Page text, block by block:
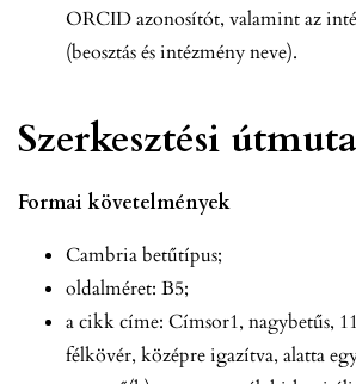
ORCID azonosítót, valamint az
(beosztás és intézmény neve).
Szerkesztési
Formai követelmények
Cambria betűtípus;
oldalméret: B5;
a cikk címe: Címsor1, nagybetűs,
félkövér, középre igazítva, alatta